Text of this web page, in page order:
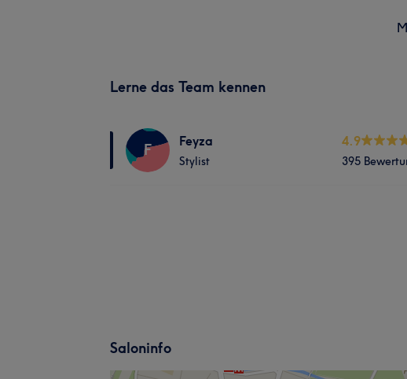
Lerne das Team kennen
F Feyza
Stylist
4.9
395
Saloninfo